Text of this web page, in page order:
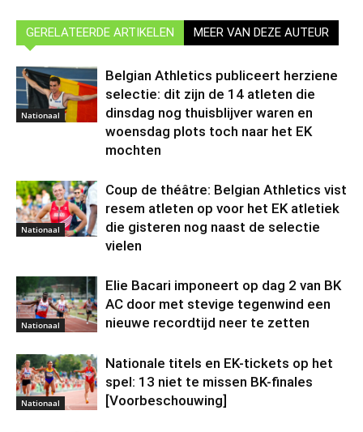
GERELATEERDE ARTIKELEN MEER VAN DEZE AUTEUR
Nationaal
Belgian Athletics publiceert herziene
selectie: dit zijn de 14 atleten die
dinsdag nog thuisblijver waren en
woensdag plots toch naar het EK
mochten
Nationaal
Coup de théâtre: Belgian Athletics vist
resem atleten op voor het EK atletiek
die gisteren nog naast de selectie
vielen
Nationaal
Elie Bacari imponeert op dag 2 van BK
AC door met stevige tegenwind een
nieuwe recordtijd neer te zetten
Nationaal
Nationale titels en EK-tickets op het
spel: 13 niet te missen BK-finales
[Voorbeschouwing]